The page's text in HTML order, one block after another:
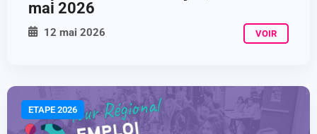
mai 2026
12 mai 2026 VOIR
ETAPE 2026